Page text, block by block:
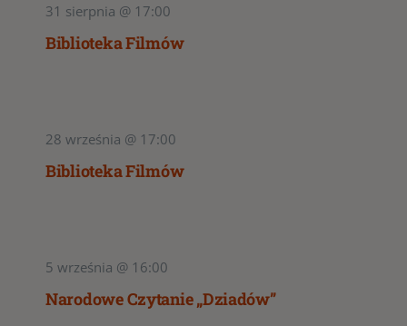
31 sierpnia @ 17:00
Biblioteka Filmów
28 września @ 17:00
Biblioteka Filmów
5 września @ 16:00
Narodowe Czytanie „Dziadów”